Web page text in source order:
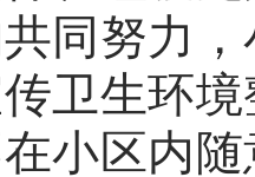
同努力
卫生环
小区内